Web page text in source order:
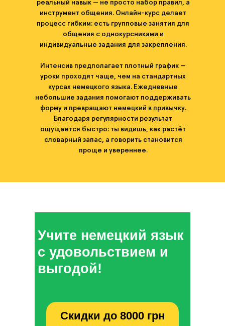
реальный навык — не просто набор правил, а
инструмент общения. Онлайн-курс делает
процесс гибким: есть групповые занятия для
общения с однокурсниками и
индивидуальные задания для закрепления.
Интенсив предполагает плотный график —
уроки проходят чаще, чем на стандартных
курсах немецкого языка. Ежедневные
небольшие задания помогают поддерживать
форму и превращают немецкий в привычку.
Благодаря регулярности результат
ощущается быстро: ты видишь, как растёт
словарный запас, а говорить становится
проще и увереннее.
Учите немецкий язык
с удовольствием и
выгодой!
Скидки до 8000 грн